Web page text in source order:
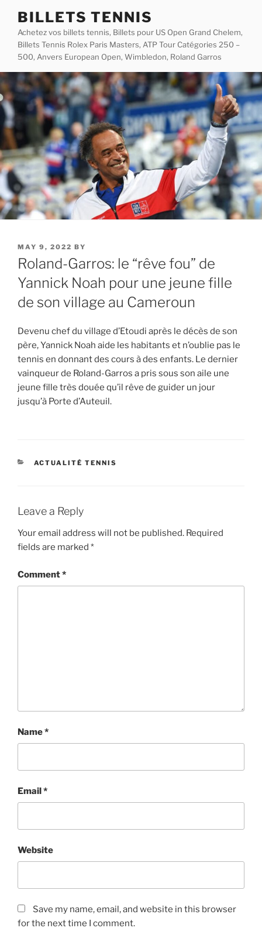
content
BILLETS TENNIS
Achetez vos billets tennis, Billets pour US Open Grand Chelem,
Billets Tennis Rolex Paris Masters, ATP Tour Catégories 250 –
500, Anvers European Open, Wimbledon, Roland Garros
POSTED
ON
MAY 9, 2022 BY
Roland-Garros: le “rêve fou” de
Yannick Noah pour une jeune fille
de son village au Cameroun
Devenu chef du village d’Etoudi après le décès de son
père, Yannick Noah aide les habitants et n’oublie pas le
tennis en donnant des cours à des enfants. Le dernier
vainqueur de Roland-Garros a pris sous son aile une
jeune fille très douée qu’il rêve de guider un jour
jusqu’à Porte d’Auteuil.
CATEGORIES
ACTUALITÉ TENNIS
Leave a Reply
Your email address will not be published. Required
fields are marked *
Comment*
Name*
Email*
Website
Save my name, email, and website in this browser
for the next time I comment.